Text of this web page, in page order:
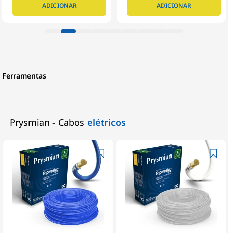
ADICIONAR ADICIONAR
Ferramentas
Prysmian - Cabos elétricos